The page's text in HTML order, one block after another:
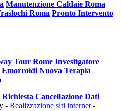
Manutenzione Caldaie Roma
Roma Pronto Intervento
Tour Rome Investigatore
Emorroidi Nuova Terapia
Richiesta Cancellazione Dati
- Realizzazione siti internet -